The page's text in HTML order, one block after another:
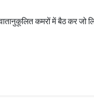
वातानुकूलित कमरों में बैठ कर